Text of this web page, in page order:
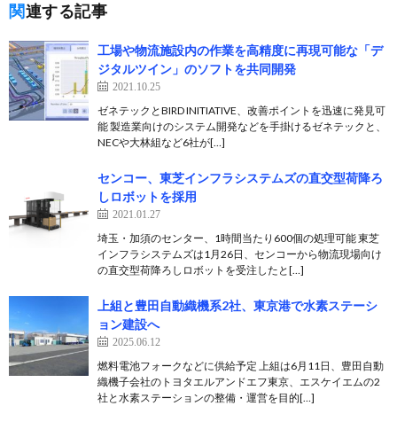
関連する記事
工場や物流施設内の作業を高精度に再現可能な「デ
ジタルツイン」のソフトを共同開発
2021.10.25
ゼネテックとBIRD INITIATIVE、改善ポイントを迅速に発見可
能 製造業向けのシステム開発などを手掛けるゼネテックと、
NECや大林組など6社が[…]
センコー、東芝インフラシステムズの直交型荷降ろ
しロボットを採用
2021.01.27
埼玉・加須のセンター、1時間当たり600個の処理可能 東芝
インフラシステムズは1月26日、センコーから物流現場向け
の直交型荷降ろしロボットを受注したと[…]
上組と豊田自動織機系2社、東京港で水素ステーシ
ョン建設へ
2025.06.12
燃料電池フォークなどに供給予定 上組は6月11日、豊田自動
織機子会社のトヨタエルアンドエフ東京、エスケイエムの2
社と水素ステーションの整備・運営を目的[…]